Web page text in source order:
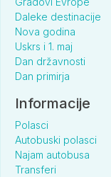
Daleke destinacije
Nova godina
Uskrs i 1. maj
Dan državnosti
Dan primirja
Informacije
Polasci
Autobuski polasci
Najam autobusa
Transferi